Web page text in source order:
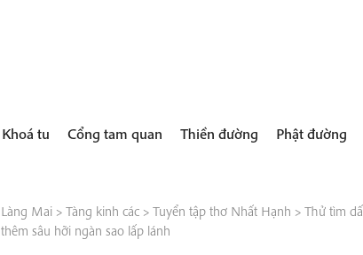
Khoá tu Cổng tam quan Thiền đường Phật đường
Làng Mai> Tàng kinh các> Tuyển tập thơ Nhất Hạnh > Thử tìm
thêm sâu hỡi ngàn sao lấp lánh